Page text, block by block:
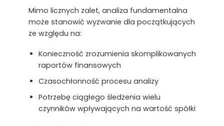
Mimo licznych zalet, analiza fundamentalna
może stanowić wyzwanie dla początkujących
ze względu na:
Konieczność zrozumienia skomplikowanych
raportów finansowych
Czasochłonność procesu analizy
Potrzebę ciągłego śledzenia wielu
czynników wpływających na wartość spółki